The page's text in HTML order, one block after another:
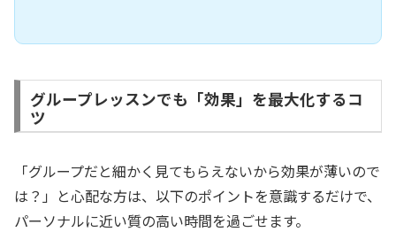
グループレッスンでも「効果」を最大化するコ
ツ
「グループだと細かく見てもらえないから効果が薄いので
は？」と心配な方は、以下のポイントを意識するだけで、
パーソナルに近い質の高い時間を過ごせます。